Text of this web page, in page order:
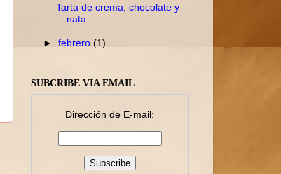
Tarta de crema, chocolate y
nata.
►febrero(1)
SUBCRIBE VIA EMAIL
Dirección de E-mail: